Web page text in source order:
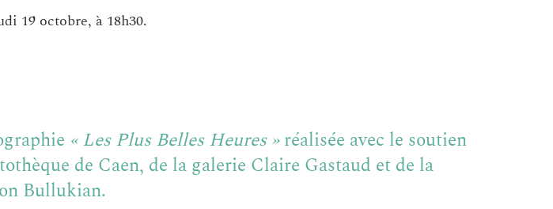
19 octobre, à 18h30.
« Les Plus Belles Heures »réalisée avec le soutien
de Caen, de la galerie Claire Gastaud et de la
Bullukian.